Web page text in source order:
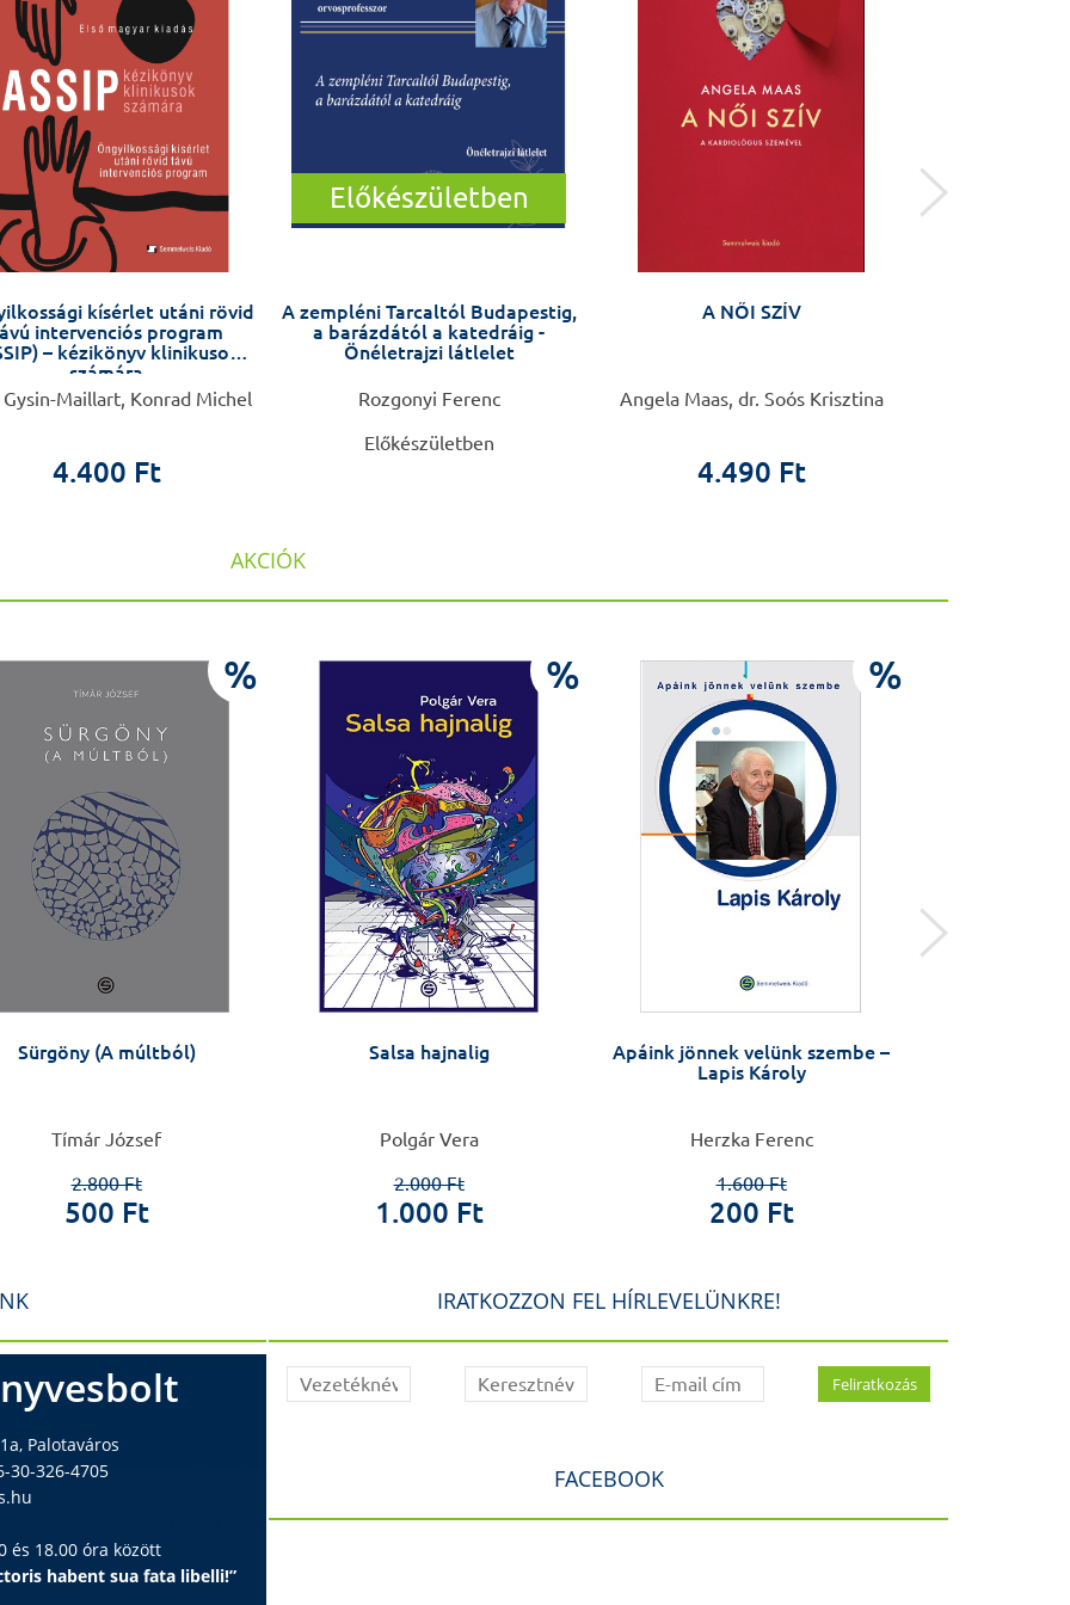
kísérlet utáni rövid
intervenciós program
– kézikönyv klinikusok
számára
Maillart, Konrad Michel
4.400 Ft
Előkészületben
A zempléni Tarcaltól Budapestig,
a barázdától a katedráig -
Önéletrajzi látlelet
Rozgonyi Ferenc
Előkészületben
A NŐI SZÍV
Angela Maas, dr. Soós Krisztina
4.490 Ft
AKCIÓK
%
Sürgöny (A múltból)
Tímár József
2.800 Ft
500 Ft
%
Salsa hajnalig
Polgár Vera
2.000 Ft
1.000 Ft
%
Apáink jönnek velünk szembe –
Lapis Károly
Herzka Ferenc
1.600 Ft
200 Ft
Palotaváros
30-326-4705
és 18.00 óra között
habent sua fata libelli!”
IRATKOZZON FEL HÍRLEVELÜNKRE!
FACEBOOK